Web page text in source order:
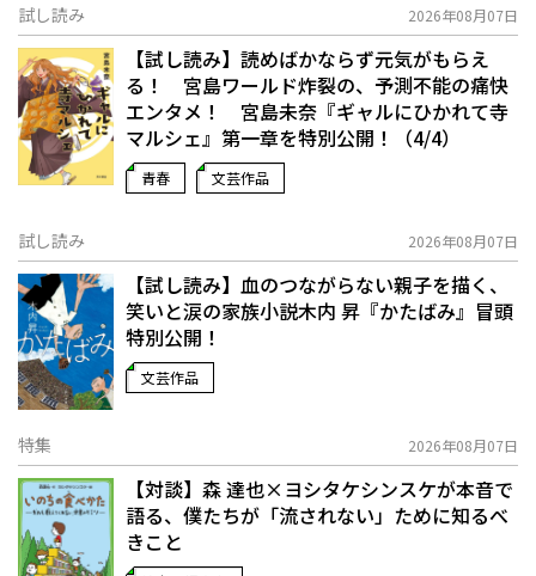
試し読み 2026年08月07日
【試し読み】読めばかならず元気がもらえ
る！ 宮島ワールド炸裂の、予測不能の痛快
エンタメ！ 宮島未奈『ギャルにひかれて寺
マルシェ』第一章を特別公開！（4/4）
青春 文芸作品
試し読み 2026年08月07日
【試し読み】血のつながらない親子を描く、
笑いと涙の家族小説――木内 昇『かたばみ』冒頭
特別公開！
文芸作品
特集 2026年08月07日
【対談】森 達也×ヨシタケシンスケが本音で
語る、僕たちが「流されない」ために知るべ
きこと